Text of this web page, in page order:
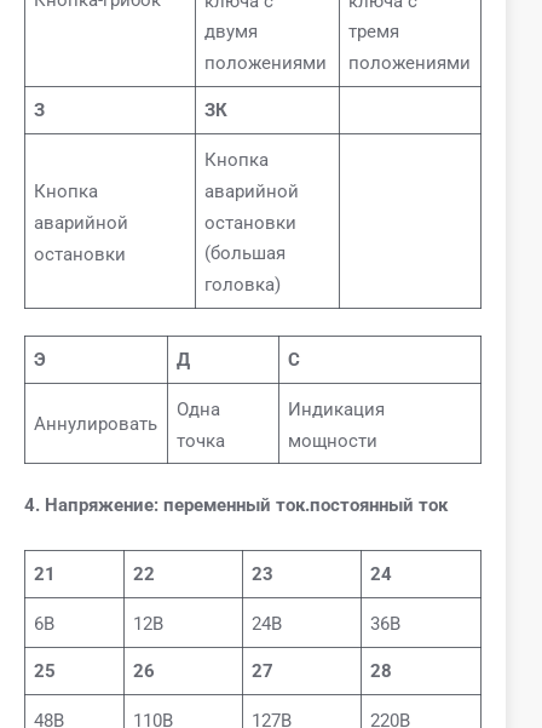
двумя
положениями
тремя
положениями
З ЗК
Кнопка
аварийной
остановки
Кнопка
аварийной
остановки
(большая
головка)
Э Д С
Аннулировать
Одна
точка
Индикация
мощности
4. Напряжение: переменный ток.постоянный ток
21 22 23 24
6В 12В 24В 36В
25 26 27 28
48В 110В 127В 220В